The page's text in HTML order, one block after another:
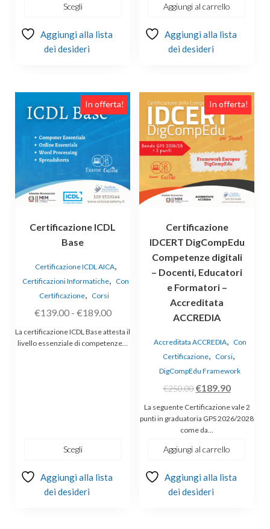
Scegli
Aggiungi alla lista
dei desideri
Aggiungi al carrello
Aggiungi alla lista
dei desideri
In offerta!
Certificazione ICDL
Base
Certificazione ICDL AICA,
Certificazioni Informatiche, Con
Certificazione, Corsi
€139.00 - €189.00Fascia
prezzo:
€189.00
La certificazione ICDL Base attesta il
livello essenziale di competenze…
Scegli
prodotto
varianti.
opzioni
possono
scelte
prodotto
Aggiungi alla lista
dei desideri
In offerta!
Certificazione
IDCERT DigCompEdu
Competenze digitali
– Docenti, Educatori
e Formatori –
Accreditata
ACCREDIA
Accreditata ACCREDIA, Con
Certificazione, Corsi,
DigCompEdu Framework
€250.00Il
prezzo
originale
era:
€250.00.
€189.90Il
prezzo
attuale
La seguente Certificazione vale 2
punti in graduatoria GPS 2026/2028
come da…
Aggiungi al carrello
Aggiungi alla lista
dei desideri